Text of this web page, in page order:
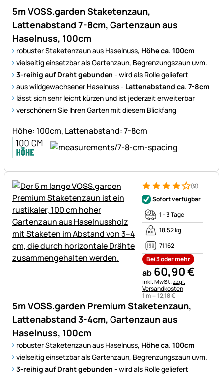
5m VOSS.garden Staketenzaun,
Lattenabstand 7-8cm, Gartenzaun aus
Haselnuss, 100cm
robuster Staketenzaun aus Haselnuss, Höhe ca. 100cm
vielseitig einsetzbar als Gartenzaun, Begrenzungszaun uvm.
3-reihig auf Draht gebunden - wird als Rolle geliefert
aus wildgewachsener Haselnuss - Lattenabstand ca. 7-8cm
lässt sich sehr leicht kürzen und ist jederzeit erweiterbar
verschönern Sie Ihren Garten mit diesem Blickfang
Höhe: 100cm, Lattenabstand: 7-8cm
5m VOSS.garden Premium Staketenzaun,
Lattenabstand 3-4cm, Gartenzaun aus
Haselnuss, 100cm
robuster Staketenzaun aus Haselnuss, Höhe ca. 100cm
vielseitig einsetzbar als Gartenzaun, Begrenzungszaun uvm.
3-reihig auf Draht gebunden - wird als Rolle geliefert
Bewertung: 4 von 5 (9
9 Bewertungen
(9)
Sofort verfügbar
1 - 3 Tage
18,52 kg
71162
Bei 3 oder mehr
ab 60,90€
Steuerhinweis:
inkl. MwSt.zzgl.
Versandkosten
1 m =12,18€